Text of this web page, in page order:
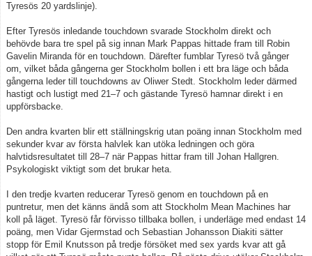
Tyresös 20 yardslinje).
Efter Tyresös inledande touchdown svarade Stockholm direkt och
behövde bara tre spel på sig innan Mark Pappas hittade fram till Robin
Gavelin Miranda för en touchdown. Därefter fumblar Tyresö två gånger
om, vilket båda gångerna ger Stockholm bollen i ett bra läge och båda
gångerna leder till touchdowns av Oliwer Stedt. Stockholm leder därmed
hastigt och lustigt med 21–7 och gästande Tyresö hamnar direkt i en
uppförsbacke.
Den andra kvarten blir ett ställningskrig utan poäng innan Stockholm med
sekunder kvar av första halvlek kan utöka ledningen och göra
halvtidsresultatet till 28–7 när Pappas hittar fram till Johan Hallgren.
Psykologiskt viktigt som det brukar heta.
I den tredje kvarten reducerar Tyresö genom en touchdown på en
puntretur, men det känns ändå som att Stockholm Mean Machines har
koll på läget. Tyresö får förvisso tillbaka bollen, i underläge med endast 14
poäng, men Vidar Gjermstad och Sebastian Johansson Diakiti sätter
stopp för Emil Knutsson på tredje försöket med sex yards kvar att gå